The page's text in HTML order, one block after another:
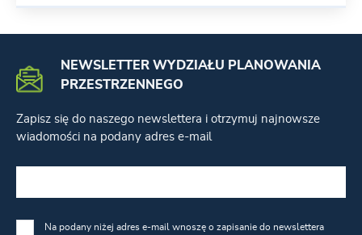
NEWSLETTER WYDZIAŁU PLANOWANIA
PRZESTRZENNEGO
Zapisz się do naszego newslettera i otrzymuj najnowsze
wiadomości na podany adres e-mail
Na podany niżej adres e-mail wnoszę o zapisanie do newslettera